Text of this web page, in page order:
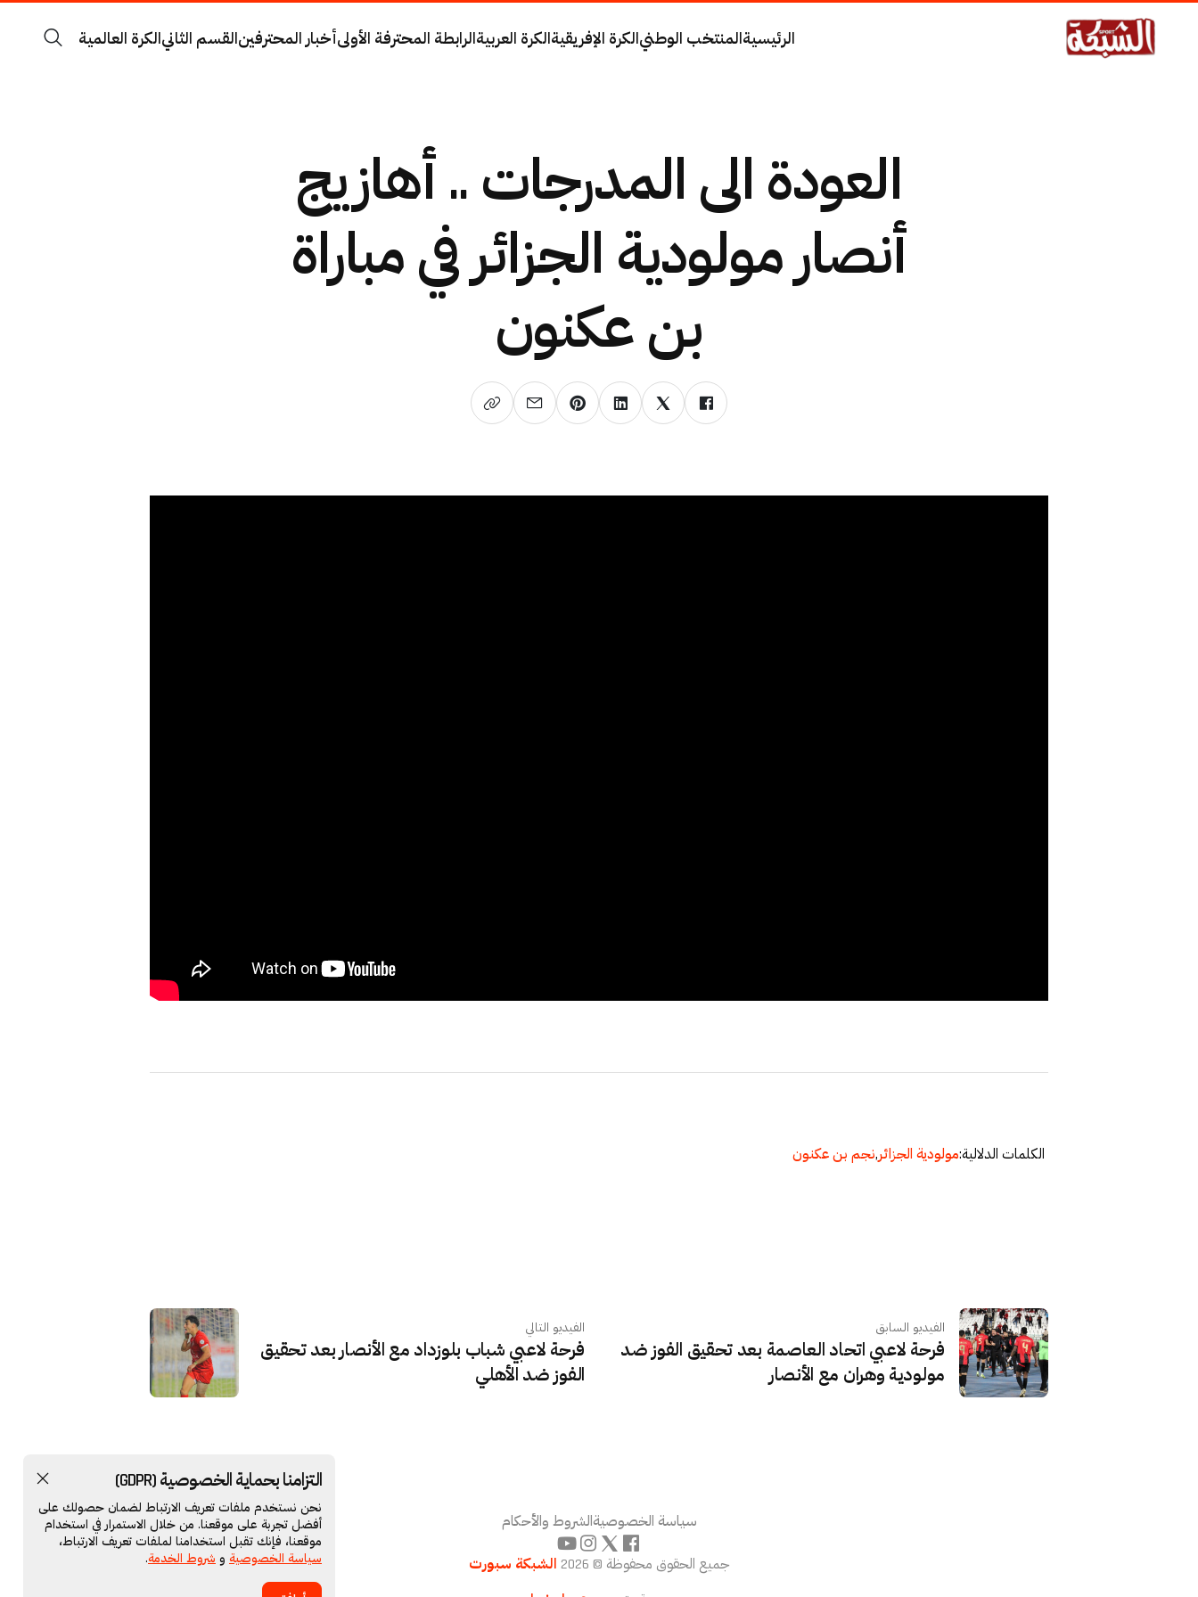
التزامنا بحماية الخصوصية (GDPR)
نحن نستخدم ملفات تعريف الارتباط لضمان حصولك على
أفضل تجربة على موقعنا. من خلال الاستمرار في استخدام
موقعنا، فإنك تقبل استخدامنا لملفات تعريف الارتباط،
سياسة الخصوصية و شروط الخدمة.
الرئيسيةالمنتخب الوطنيالكرة الإفريقيةالكرة العربيةالرابطة المحترفة الأولىأخبار المحترفينالقسم الثانيالكرة العالمية
العودة الى المدرجات .. أهازيج
أنصار مولودية الجزائر في مباراة
بن عكنون
الكلمات الدلالية:مولودية الجزائر,نجم بن عكنون
الفيديو السابق
فرحة لاعبي اتحاد العاصمة بعد تحقيق الفوز ضد
مولودية وهران مع الأنصار
الفيديو التالي
فرحة لاعبي شباب بلوزداد مع الأنصار بعد تحقيق
الفوز ضد الأهلي
سياسة الخصوصيةالشروط والأحكام
جميع الحقوق محفوظة © 2026
الشبكة سبورت